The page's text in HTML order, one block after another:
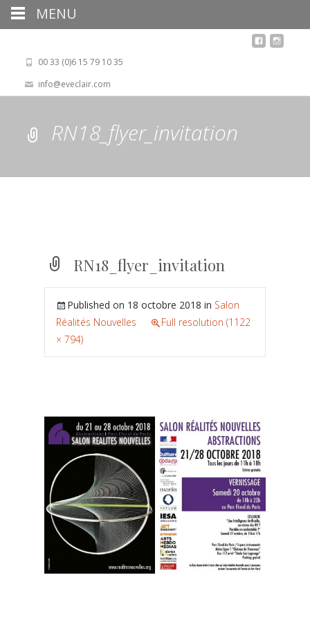
00 33 (0)6 15 79 10 35
info@eveclair.com
RN18_flyer_invitation
RN18_flyer_invitation
Published on 18 octobre 2018 in Salon
Réalités Nouvelles
Full resolution (1122
× 794)
MENU